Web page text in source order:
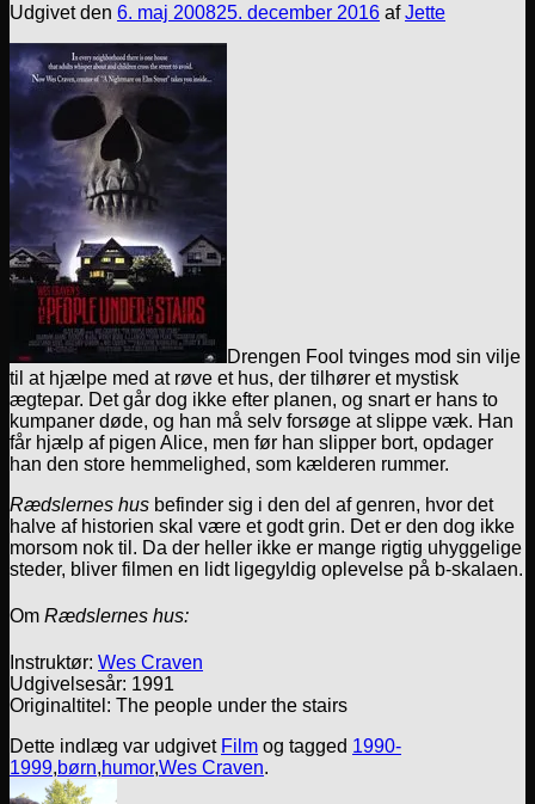
Udgivet den 6. maj 200825. december 2016 afJette
Drengen Fool tvinges mod sin vilje
til at hjælpe med at røve et hus, der tilhører et mystisk
ægtepar. Det går dog ikke efter planen, og snart er hans to
kumpaner døde, og han må selv forsøge at slippe væk. Han
får hjælp af pigen Alice, men før han slipper bort, opdager
han den store hemmelighed, som kælderen rummer.
Rædslernes hus befinder sig i den del af genren, hvor det
halve af historien skal være et godt grin. Det er den dog ikke
morsom nok til. Da der heller ikke er mange rigtig uhyggelige
steder, bliver filmen en lidt ligegyldig oplevelse på b-skalaen.
Om Rædslernes hus:
Instruktør: Wes Craven
Udgivelsesår: 1991
Originaltitel: The people under the stairs
Dette indlæg var udgivet Film og tagged 1990-
1999,børn,humor,Wes Craven.